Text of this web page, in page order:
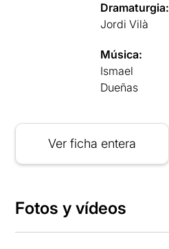
Dramaturgia:
Jordi Vilà
Música:
Ismael
Dueñas
Ver ficha entera
Fotos y vídeos